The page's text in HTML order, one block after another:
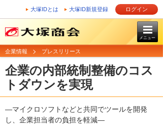
大塚IDとは 大塚ID新規登録 ログイン
メニュー
企業情報 プレスリリース
企業の内部統制整備のコス
トダウンを実現
―マイクロソフトなどと共同でツールを開発
し、企業担当者の負担を軽減―